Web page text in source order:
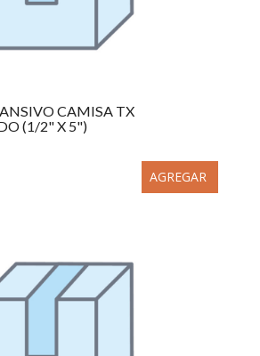
CAMISA TX
(1/2" X 5")
AGREGAR